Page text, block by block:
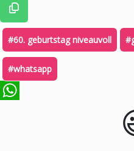
#60. geburtstag niveauvoll
#whatsapp